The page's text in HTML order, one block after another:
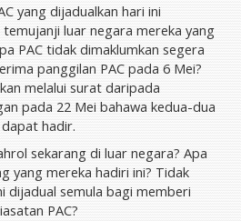
yang dijadualkan hari ini
luar negara mereka yang
PAC tidak dimaklumkan segera
panggilan PAC pada 6 Mei?
melalui surat daripada
pada 22 Mei bahawa kedua-dua
hadir.
sekarang di luar negara? Apa
yang mereka hadiri ini? Tidak
dijadual semula bagi memberi
PAC?